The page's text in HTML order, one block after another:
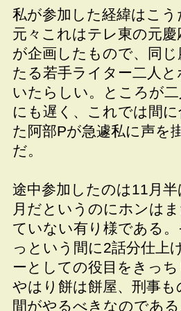
私が参加した経緯はこう
元々これはテレ東の元
が企画したもので、同
たる若手ライター二人
いたらしい。ところが
にも遅く、これでは間
た阿部Pが急遽私に声を
だ。
途中参加したのは11月
月だというのにホンは
ていない有り様である
っという間に2話分仕上
ーとしての役目をきっち
やはり餅は餅屋、刑事も
間がやるべきなのであ